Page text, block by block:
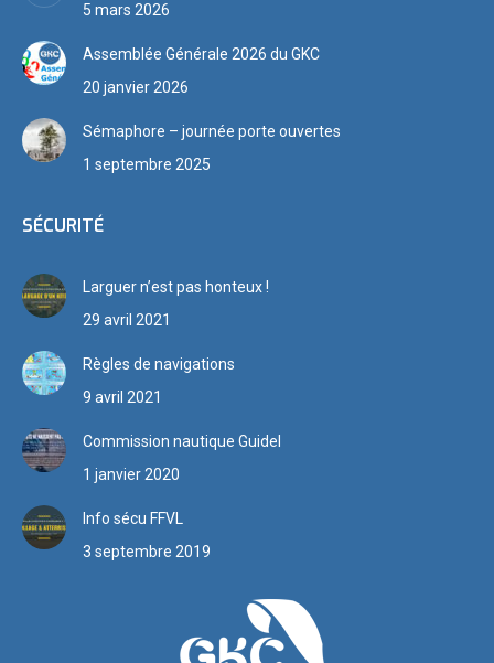
5 mars 2026
Assemblée Générale 2026 du GKC
20 janvier 2026
Sémaphore – journée porte ouvertes
1 septembre 2025
SÉCURITÉ
Larguer n’est pas honteux !
29 avril 2021
Règles de navigations
9 avril 2021
Commission nautique Guidel
1 janvier 2020
Info sécu FFVL
3 septembre 2019